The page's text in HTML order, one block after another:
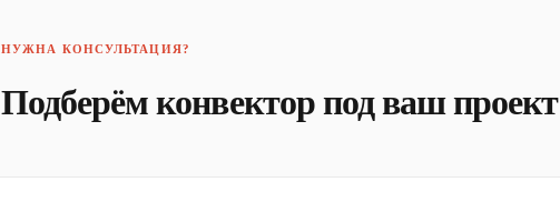
НУЖНА КОНСУЛЬТАЦИЯ?
Подберём конвектор под ваш проект